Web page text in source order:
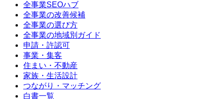
全事業SEOハブ
全事業の改善候補
全事業の選び方
全事業の地域別ガイド
申請・許認可
事業・集客
住まい・不動産
家族・生活設計
つながり・マッチング
白書一覧